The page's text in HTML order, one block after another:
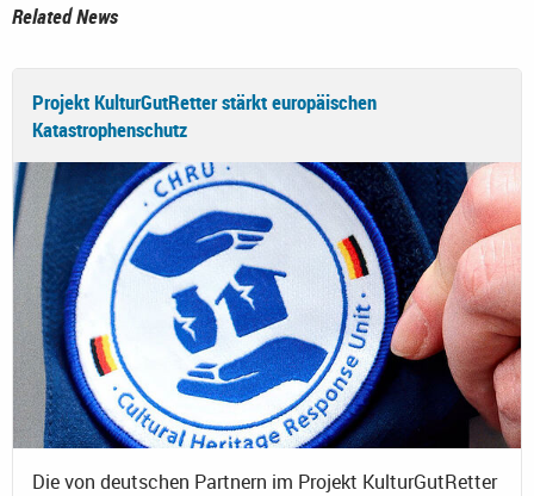
Related News
Projekt KulturGutRetter stärkt europäischen
Katastrophenschutz
Die von deutschen Partnern im Projekt KulturGutRetter